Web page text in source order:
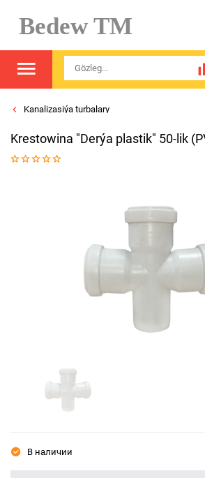
Bedew TM
Kanalizasiýa turbalary
Krestоwina "Derýa plastik" 50-lik
В наличии